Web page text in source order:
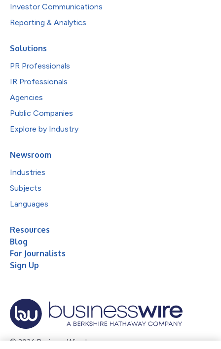
Investor Communications
Reporting & Analytics
Solutions
PR Professionals
IR Professionals
Agencies
Public Companies
Explore by Industry
Newsroom
Industries
Subjects
Languages
Resources
Blog
For Journalists
Sign Up
© 2026 Business Wire, Inc.